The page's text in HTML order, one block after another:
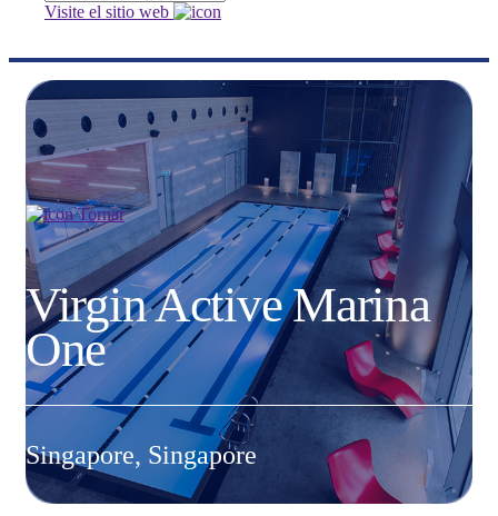
Visite el sitio web
Tornar
Virgin Active Marina
One
Singapore, Singapore